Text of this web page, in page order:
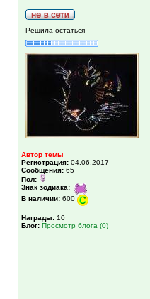
Решила остаться
Автор темы
Регистрация: 04.06.2017
Сообщения: 65
Пол:
Знак зодиака:
В наличии: 600
Награды: 10
Блог: Просмотр блога (0)